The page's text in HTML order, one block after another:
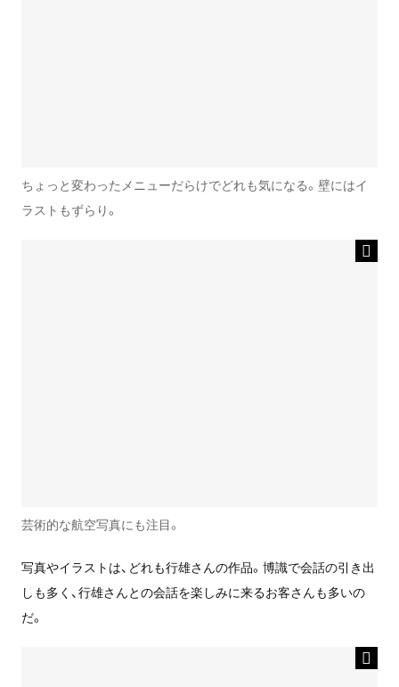
ちょっと変わったメニューだらけでどれも気になる。壁にはイ
ラストもずらり。
芸術的な航空写真にも注目。
写真やイラストは、どれも行雄さんの作品。博識で会話の引き出
しも多く、行雄さんとの会話を楽しみに来るお客さんも多いの
だ。